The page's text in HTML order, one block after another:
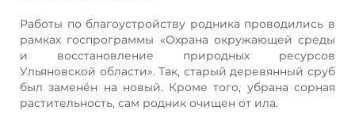
Работы по благоустройству родника проводились в
рамках госпрограммы «Охрана окружающей среды
и восстановление природных ресурсов
Ульяновской области». Так, старый деревянный сруб
был заменён на новый. Кроме того, убрана сорная
растительность, сам родник очищен от ила.